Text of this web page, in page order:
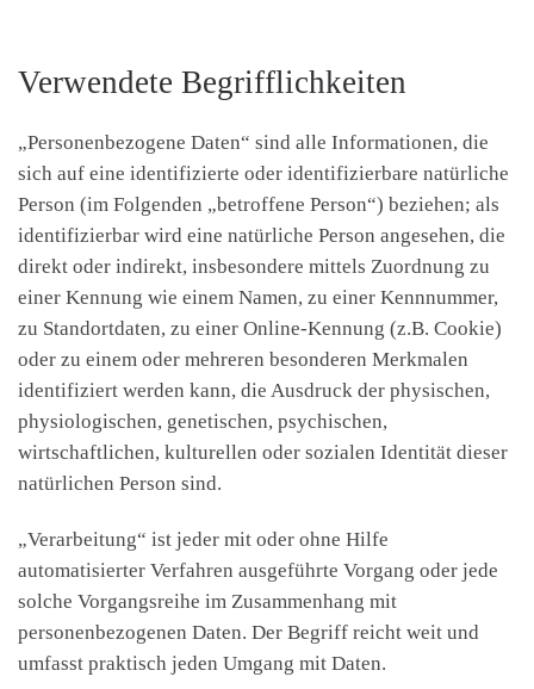
Verwendete Begrifflichkeiten
„Personenbezogene Daten“ sind alle Informationen, die
sich auf eine identifizierte oder identifizierbare natürliche
Person (im Folgenden „betroffene Person“) beziehen; als
identifizierbar wird eine natürliche Person angesehen, die
direkt oder indirekt, insbesondere mittels Zuordnung zu
einer Kennung wie einem Namen, zu einer Kennnummer,
zu Standortdaten, zu einer Online-Kennung (z.B. Cookie)
oder zu einem oder mehreren besonderen Merkmalen
identifiziert werden kann, die Ausdruck der physischen,
physiologischen, genetischen, psychischen,
wirtschaftlichen, kulturellen oder sozialen Identität dieser
natürlichen Person sind.
„Verarbeitung“ ist jeder mit oder ohne Hilfe
automatisierter Verfahren ausgeführte Vorgang oder jede
solche Vorgangsreihe im Zusammenhang mit
personenbezogenen Daten. Der Begriff reicht weit und
umfasst praktisch jeden Umgang mit Daten.